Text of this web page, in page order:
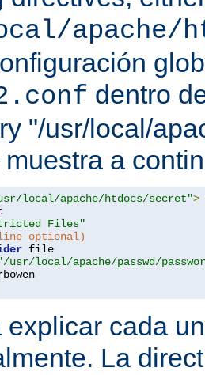
apache/
dentro
"/usr/local/
a
local/apache/htdocs/secret">
Files"
optional)
usr/local/apache/passwd/
explicar cada
La